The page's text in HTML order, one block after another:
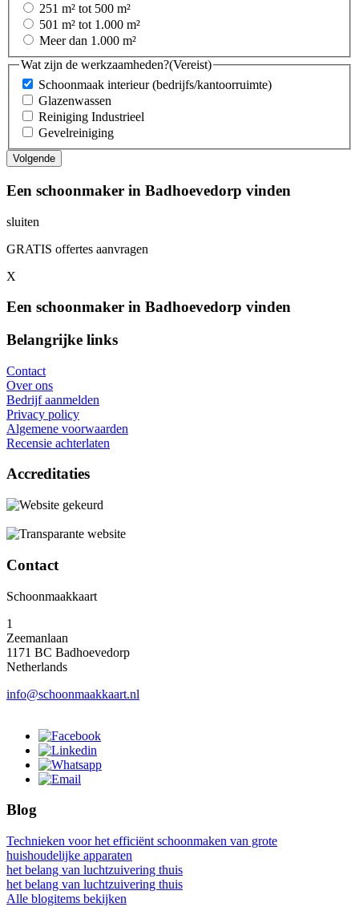
251 m² tot 500 m²
501 m² tot 1.000 m²
Meer dan 1.000 m²
Wat zijn de werkzaamheden?(Vereist)
Schoonmaak interieur (bedrijfs/kantoorruimte)
Glazenwassen
Reiniging Industrieel
Gevelreiniging
Een schoonmaker in Badhoevedorp vinden
sluiten
GRATIS offertes aanvragen
X
Een schoonmaker in Badhoevedorp vinden
Belangrijke links
Contact
Over ons
Bedrijf aanmelden
Privacy policy
Algemene voorwaarden
Recensie achterlaten
Accreditaties
Contact
Schoonmaakkaart
1
Zeemanlaan
1171 BC Badhoevedorp
Netherlands
info@schoonmaakkaart.nl
Blog
Technieken voor het efficiënt schoonmaken van grote
huishoudelijke apparaten
het belang van luchtzuivering thuis
het belang van luchtzuivering thuis
Alle blogitems bekijken